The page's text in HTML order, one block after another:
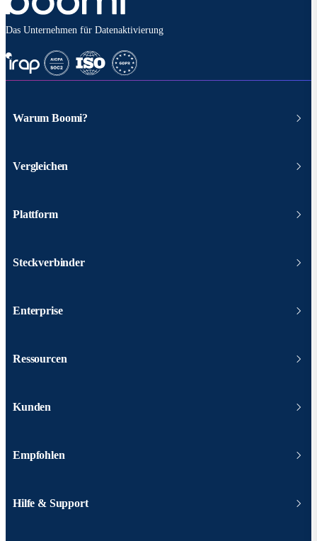
Das Unternehmen für Datenaktivierung
Warum Boomi?
Vergleichen
Plattform
Steckverbinder
Enterprise
Ressourcen
Kunden
Empfohlen
Hilfe & Support